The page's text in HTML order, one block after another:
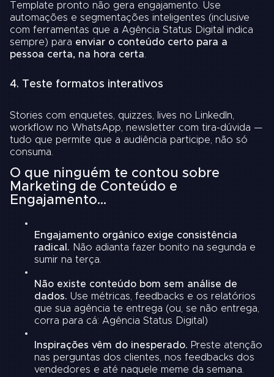
Template pronto não gera engajamento. Use
automações e segmentações inteligentes (inclusive
com ferramentas que a Agência Status Digital indica
sempre) para enviar o conteúdo certo para a
pessoa certa, na hora certa.
4. Teste formatos interativos
Stories com enquetes, quizzes, lives no LinkedIn,
workflow no WhatsApp, newsletter com tira-dúvida —
tudo que permite que a audiência participe, não só
consuma.
O que ninguém te contou sobre
Marketing de Conteúdo e
Engajamento…
Engajamento orgânico exige consistência
radical. Não adianta fazer bonito na segunda e
sumir na terça.
Não existe conteúdo bom sem análise de
dados. Use métricas, feedbacks e os relatórios
que sua agência te entrega (ou, se não entrega,
corra para cá: Agência Status Digital )
Inspirações vêm do inesperado. Preste atenção
nas perguntas dos clientes, nos feedbacks dos
vendedores e até naquele meme da semana.